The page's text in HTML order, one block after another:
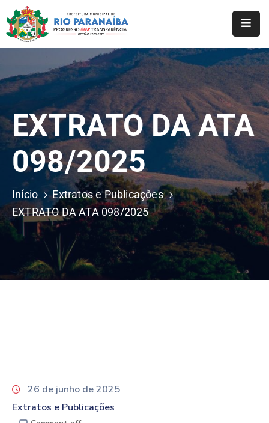
O
Município
A
Prefeitura
Notícias
Serviços
Transparência
Webmail
EXTRATO DA ATA
098/2025
Início
Extratos e Publicações
EXTRATO DA ATA 098/2025
26 de junho de 2025
Extratos e Publicações